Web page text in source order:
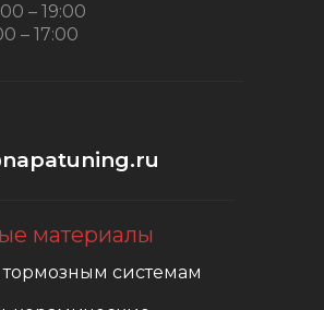
– 19:00
– 17:00
материалы
системам